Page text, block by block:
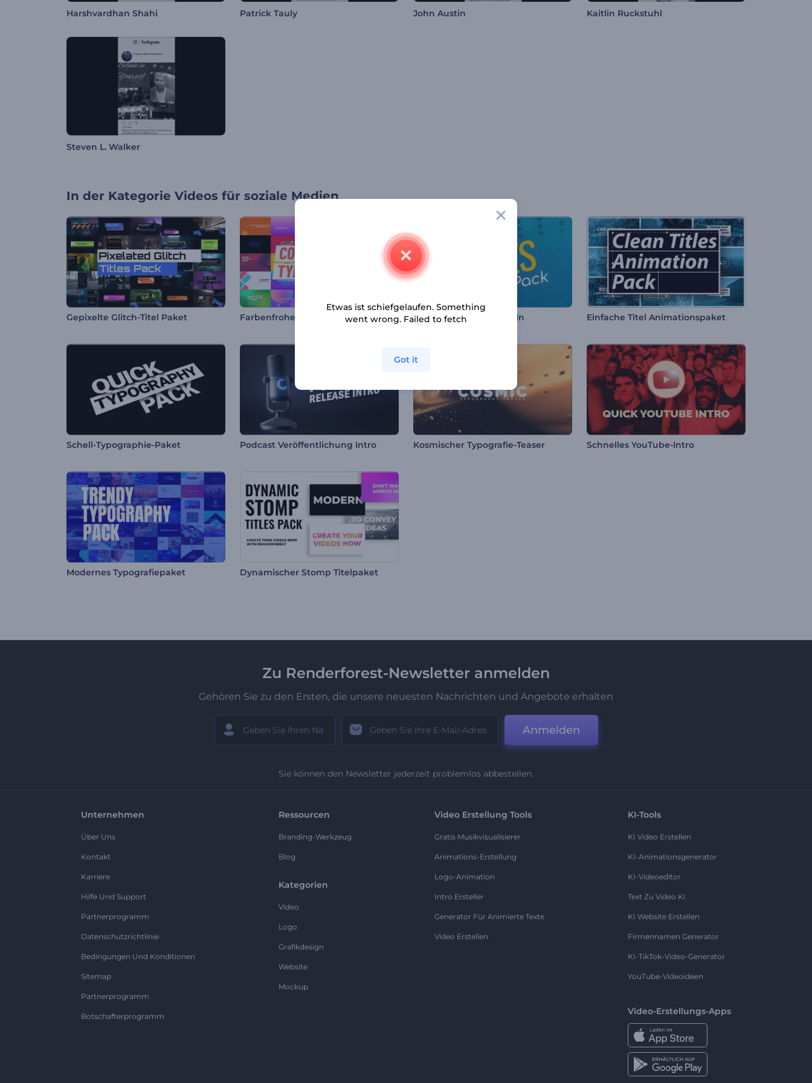
Harshvardhan Shahi Patrick Tauly John Austin Kaitlin Ruckstuhl
Steven L. Walker
In der Kategorie Videos für soziale Medien
Gepixelte Glitch-Titel Paket Farbenfrohe Trend-Typographie Set mit animierten Titeln Einfache Titel Animationspaket
Schell-Typographie-Paket Podcast Veröffentlichung Intro Kosmischer Typografie-Teaser Schnelles YouTube-Intro
Modernes Typografiepaket Dynamischer Stomp Titelpaket
Zu Renderforest-Newsletter anmelden
Gehören Sie zu den Ersten, die unsere neuesten Nachrichten und Angebote erhalten
Anmelden
Sie können den Newsletter jederzeit problemlos abbestellen.
Unternehmen
Über Uns
Kontakt
Karriere
Hilfe Und Support
Partnerprogramm
Datenschutzrichtlinie
Bedingungen Und Konditionen
Sitemap
Partnerprogramm
Botschafterprogramm
Ressourcen
Branding-Werkzeug
Blog
Kategorien
Video
Logo
Grafikdesign
Website
Mockup
Video Erstellung Tools
Gratis Musikvisualisierer
Animations-Erstellung
Logo-Animation
Intro Ersteller
Generator Für Animierte Texte
Video Erstellen
KI-Tools
KI Video Erstellen
KI-Animationsgenerator
KI-Videoeditor
Text Zu Video KI
KI Website Erstellen
Firmennamen Generator
KI-TikTok-Video-Generator
YouTube-Videoideen
Video-Erstellungs-Apps
Etwas ist schiefgelaufen. Something
went wrong. Failed to fetch
Got it